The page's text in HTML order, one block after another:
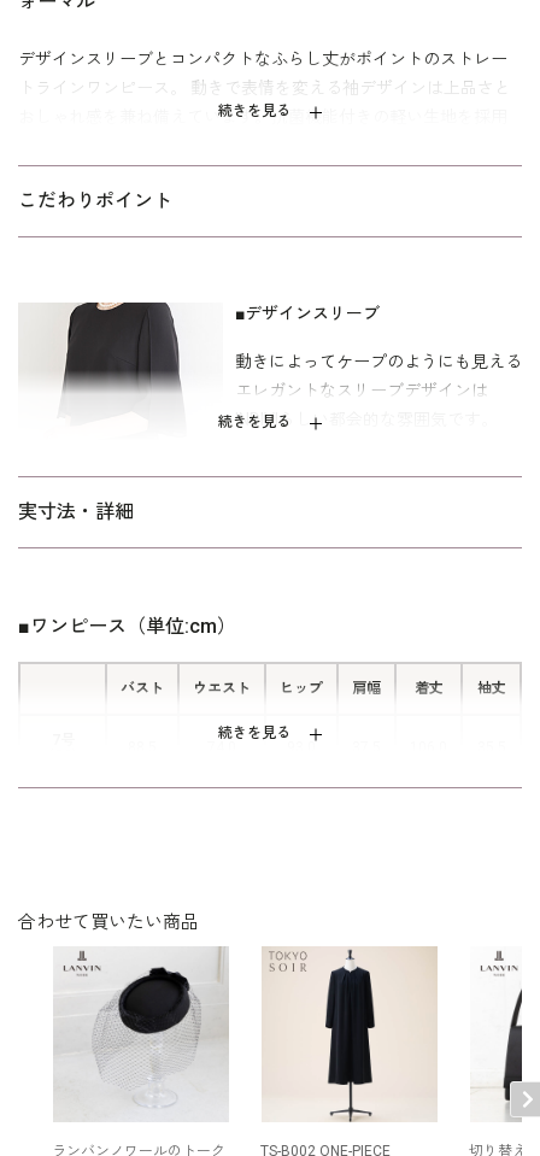
続きを見る
デザインスリーブとコンパクトなふらし丈がポイントのストレー
トラインワンピース。 動きで表情を変える袖デザインは上品さと
おしゃれ感を兼ね備えています。抗菌機能付きの軽い生地を採用
す。 ご自宅でのお洗濯は
下さい。
ンの方向けの「標準」パターンを使用。
こだわりポイント
続きを見る
■デザインスリーブ
動きによってケープのようにも見える
エレガントなスリーブデザインは
INDIVIらしい都会的な雰囲気です。
ワンピースの裾はボックスプリーツ仕
実寸法・詳細
続きを見る
■ワンピース（単位:cm）
バスト ウエスト ヒップ 肩幅 着丈 袖丈
（42）
99.5 85.0 104.0 39.0 108.5 37.0
表地：ポリエステル％（ストレッチバックサテン）
裏地：ポリエステル100％
後ろファスナー
合わせて買いたい商品
ランバンノワールのトーク TS-B002 ONE-PIECE 切り替え